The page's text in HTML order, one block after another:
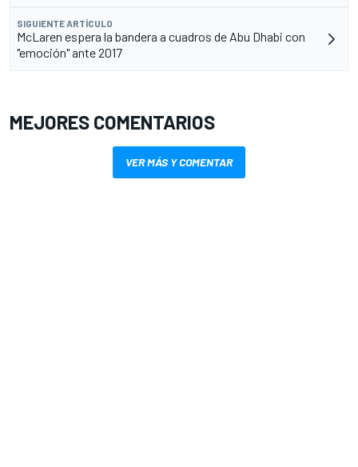
SIGUIENTE ARTÍCULO
McLaren espera la bandera a cuadros de Abu Dhabi con
"emoción" ante 2017
MEJORES COMENTARIOS
VER MÁS Y COMENTAR